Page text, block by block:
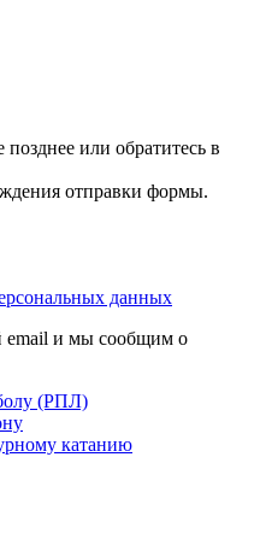
или обратитесь в
отправки формы.
данных
email и мы сообщим о
(РПЛ)
катанию